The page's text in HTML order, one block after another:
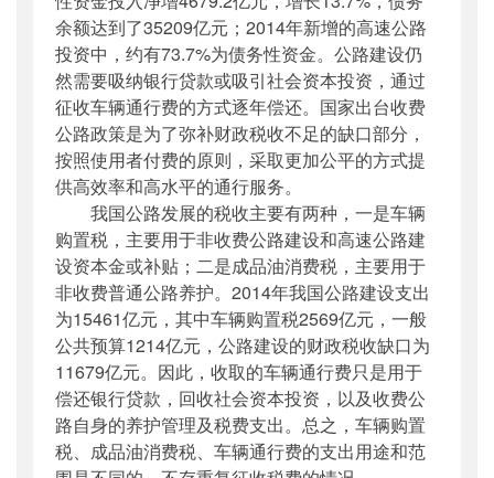
余额达到了35209亿元；2014年新增的高速公路
投资中，约有73.7%为债务性资金。公路建设仍
然需要吸纳银行贷款或吸引社会资本投资，通过
征收车辆通行费的方式逐年偿还。国家出台收费
公路政策是为了弥补财政税收不足的缺口部分，
按照使用者付费的原则，采取更加公平的方式提
供高效率和高水平的通行服务。
我国公路发展的税收主要有两种，一是车辆
购置税，主要用于非收费公路建设和高速公路建
设资本金或补贴；二是成品油消费税，主要用于
非收费普通公路养护。2014年我国公路建设支出
为15461亿元，其中车辆购置税2569亿元，一般
公共预算1214亿元，公路建设的财政税收缺口为
11679亿元。因此，收取的车辆通行费只是用于
偿还银行贷款，回收社会资本投资，以及收费公
路自身的养护管理及税费支出。总之，车辆购置
税、成品油消费税、车辆通行费的支出用途和范